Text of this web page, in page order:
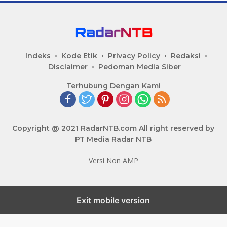
Indeks Kode Etik Privacy Policy
Redaksi
Disclaimer
Pedoman Media Siber
Terhubung Dengan Kami
Copyright @ 2021 RadarNTB.com All right reserved by
PT Media Radar NTB
Versi Non AMP
Exit mobile version